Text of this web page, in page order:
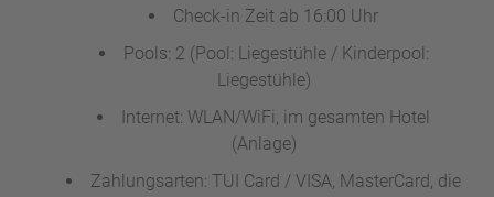
Check-in Zeit ab 16:00 Uhr
Pools: 2 (Pool: Liegestühle / Kinderpool:
Liegestühle)
Internet: WLAN/WiFi, im gesamten Hotel
(Anlage)
Zahlungsarten: TUI Card / VISA, MasterCard, die